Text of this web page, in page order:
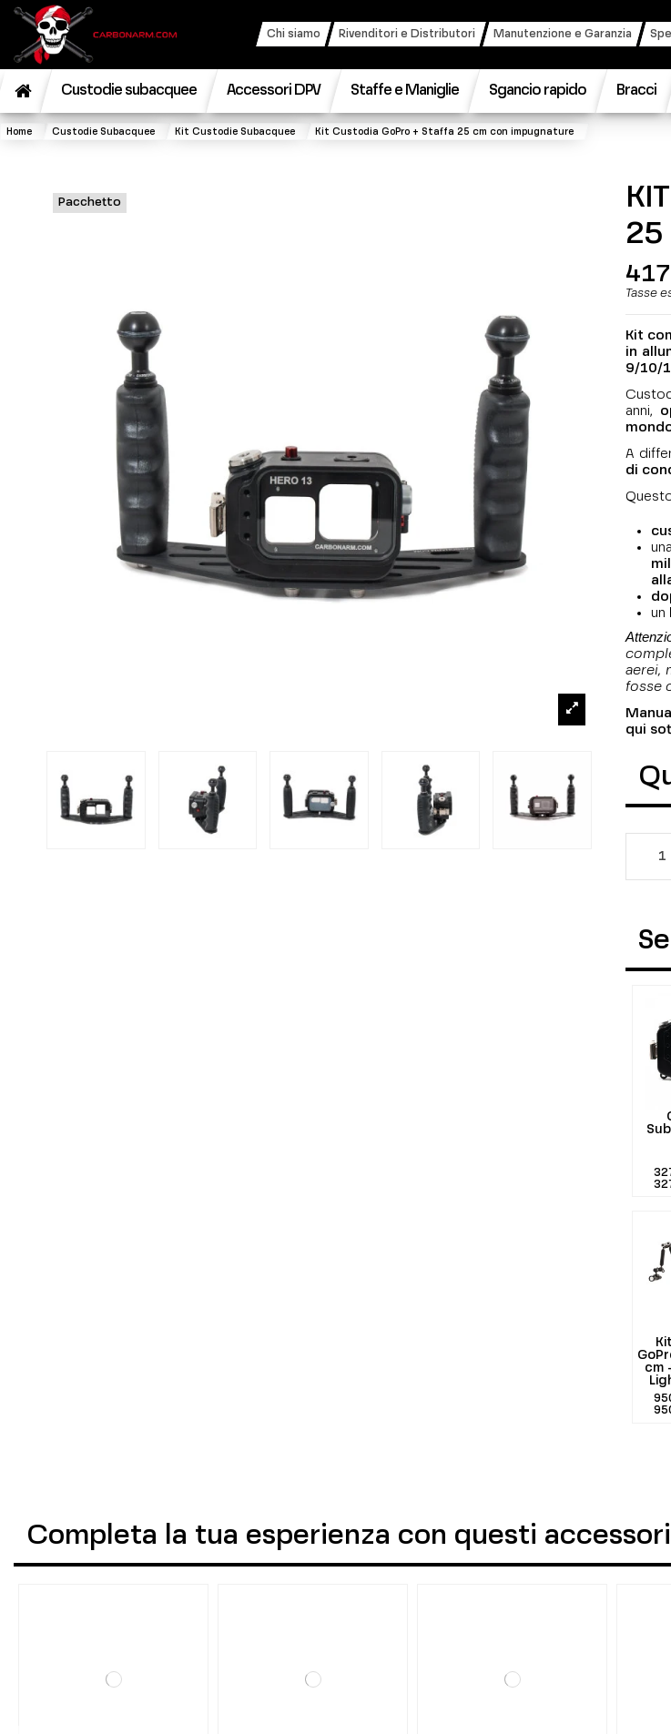
Chi siamo Rivenditori e Distributori Manutenzione e Garanzia
Custodie subacquee Accessori DPV Staffe e Maniglie Sgancio rapido Bracci
Home Custodie Subacquee Kit Custodie Subacquee Kit Custodia GoPro + Staffa 25 cm con impugnature
Pacchetto
25
Tasse
Kit
in
9/10/
anni,
A
di
un
aerei,
fosse
qui
cm
Completa la tua esperienza con questi accessori